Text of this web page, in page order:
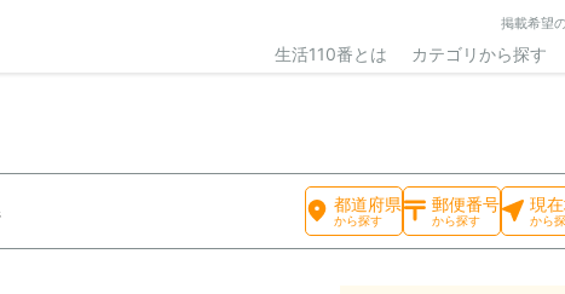
掲載希望
生活110番とは カテゴリから探す
都道府県
から探す
郵便番号
から探す
現
から